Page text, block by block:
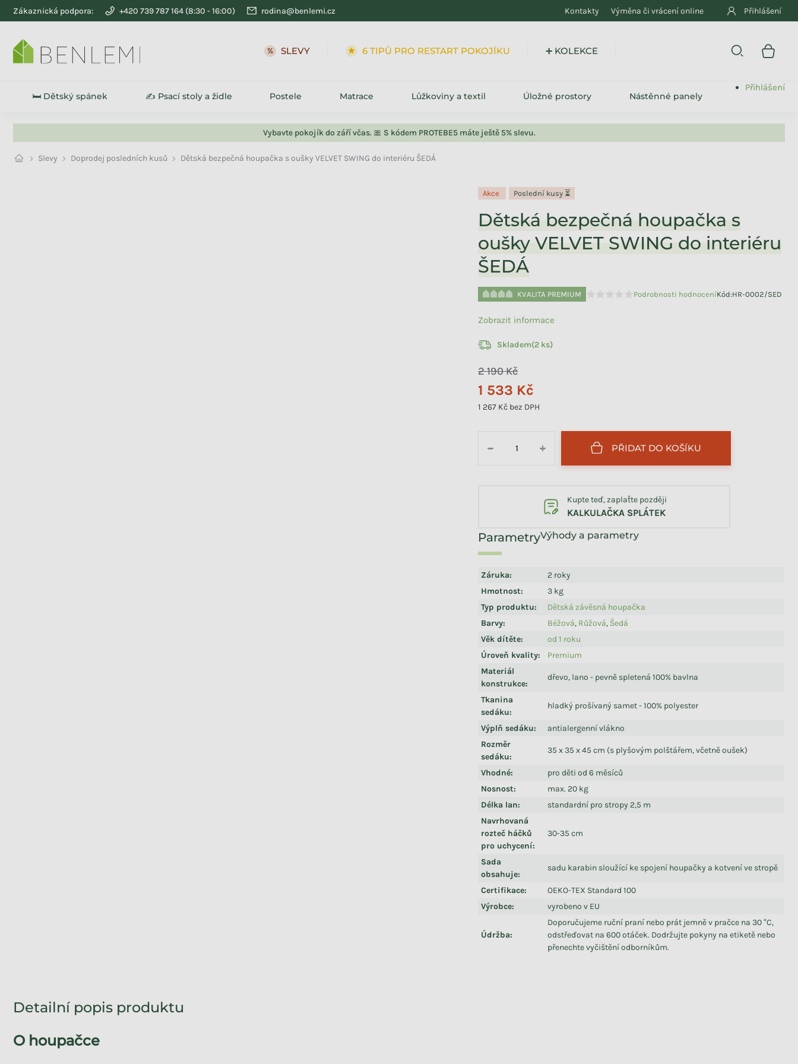
Přejít na obsah
Vybavte pokojík do září včas. 🎀 S kódem PROTEBE5 máte ještě 5% slevu.
Zákaznická podpora: +420 739 787 164 rodina@benlemi.cz Kontakty Výměna či vrácení online Přihlášení
SLEVY 6 TIPŮ PRO RESTART POKOJÍKU ➕ KOLEKCE
🛏️ Dětský spánek ✍️ Psací stoly a židle Postele Matrace Lůžkoviny a textil Úložné prostory Nástěnné panely
Přihlášení
Slevy Doprodej posledních kusů Dětská bezpečná houpačka s oušky VELVET SWING do interiéru ŠEDÁ
Akce Poslední kusy ⏳
Dětská bezpečná houpačka s
oušky VELVET SWING do interiéru
ŠEDÁ
KVALITA PREMIUM
Průměrné hodnocení produktu je 0,0 z 5 hvězdiček.
Podrobnosti hodnoceníKód:HR-0002/SED
2 190 Kč
1 533 Kč
1 267 Kč bez DPH
Skladem(2 ks)
+
− PŘIDAT DO KOŠÍKU
Výhody a parametry
Záruka:
2 roky
Hmotnost:
3 kg
Typ produktu:
Dětská závěsná houpačka
Barvy: Béžová, Růžová, Šedá
Věk dítěte:
od 1 roku
Úroveň kvality:
Premium
Materiál
konstrukce:
dřevo, lano - pevně spletená 100% bavlna
Tkanina
sedáku:
hladký prošívaný samet - 100% polyester
Výplň sedáku:
antialergenní vlákno
Rozměr
sedáku:
35 x 35 x 45 cm (s plyšovým polštářem, včetně oušek)
Vhodné:
pro děti od 6 měsíců
Nosnost:
max. 20 kg
Délka lan:
standardní pro stropy 2,5 m
Navrhovaná
rozteč háčků
pro uchycení:
30-35 cm
Sada
obsahuje:
sadu karabin sloužící ke spojení houpačky a kotvení ve stropě
Certifikace:
OEKO-TEX Standard 100
Výrobce: vyrobeno v EU
Údržba:
Doporučujeme ruční praní nebo prát jemně v pračce na 30 °C,
odstřeďovat na 600 otáček. Dodržujte pokyny na etiketě nebo
přenechte vyčištění odborníkům.
Kupte teď, zaplaťte později
KALKULAČKA SPLÁTEK
Zobrazit informace
Detailní popis produktu
O houpačce